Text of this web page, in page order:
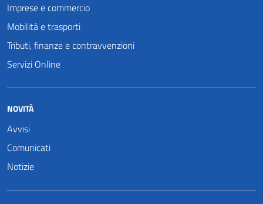
Imprese e commercio
Mobilità e trasporti
Tributi, finanze e contravvenzioni
Servizi Online
NOVITÀ
Avvisi
Comunicati
Notizie